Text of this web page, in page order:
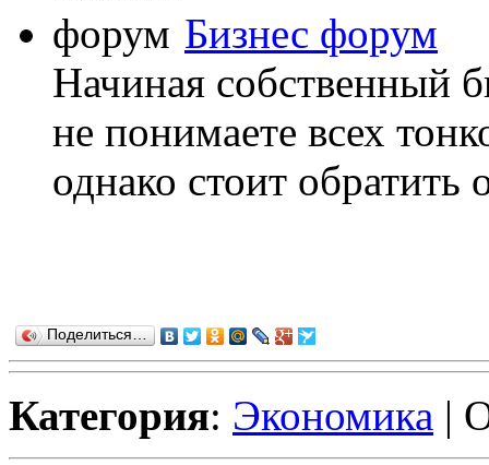
Бизнес форум
Начиная собственный
не понимаете всех
однако стоит обратить
Поделиться…
Категория: Экономика |